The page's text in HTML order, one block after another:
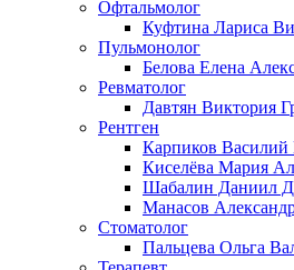
Офтальмолог
Куфтина Лариса
Пульмонолог
Белова Елена
Ревматолог
Давтян Виктория
Рентген
Карпиков Василий
Киселёва Мария
Шабалин Даниил
Манасов
Стоматолог
Пальцева Ольга